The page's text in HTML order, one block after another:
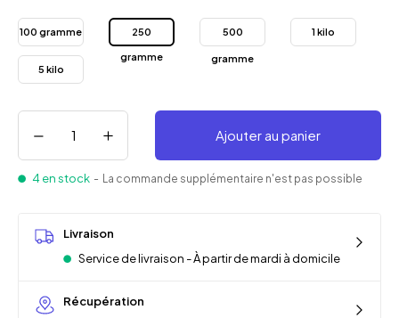
100 gramme 250
gramme
500
gramme
1 kilo
5 kilo
Ajouter au panier
4 en stock - La commande supplémentaire n'est pas possible
Livraison
Service de livraison - À partir de mardi à domicile
Récupération